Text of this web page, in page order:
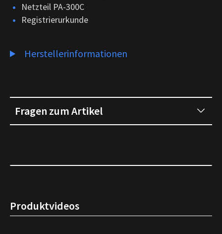
Netzteil PA-300C
Registrierurkunde
Herstellerinformationen
Fragen zum Artikel
Produktvideos